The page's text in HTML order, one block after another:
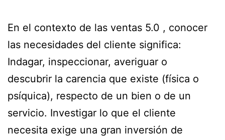
En el contexto de las ventas 5.0 , conocer
las necesidades del cliente significa:
Indagar, inspeccionar, averiguar o
descubrir la carencia que existe (física o
psíquica), respecto de un bien o de un
servicio. Investigar lo que el cliente
necesita exige una gran inversión de